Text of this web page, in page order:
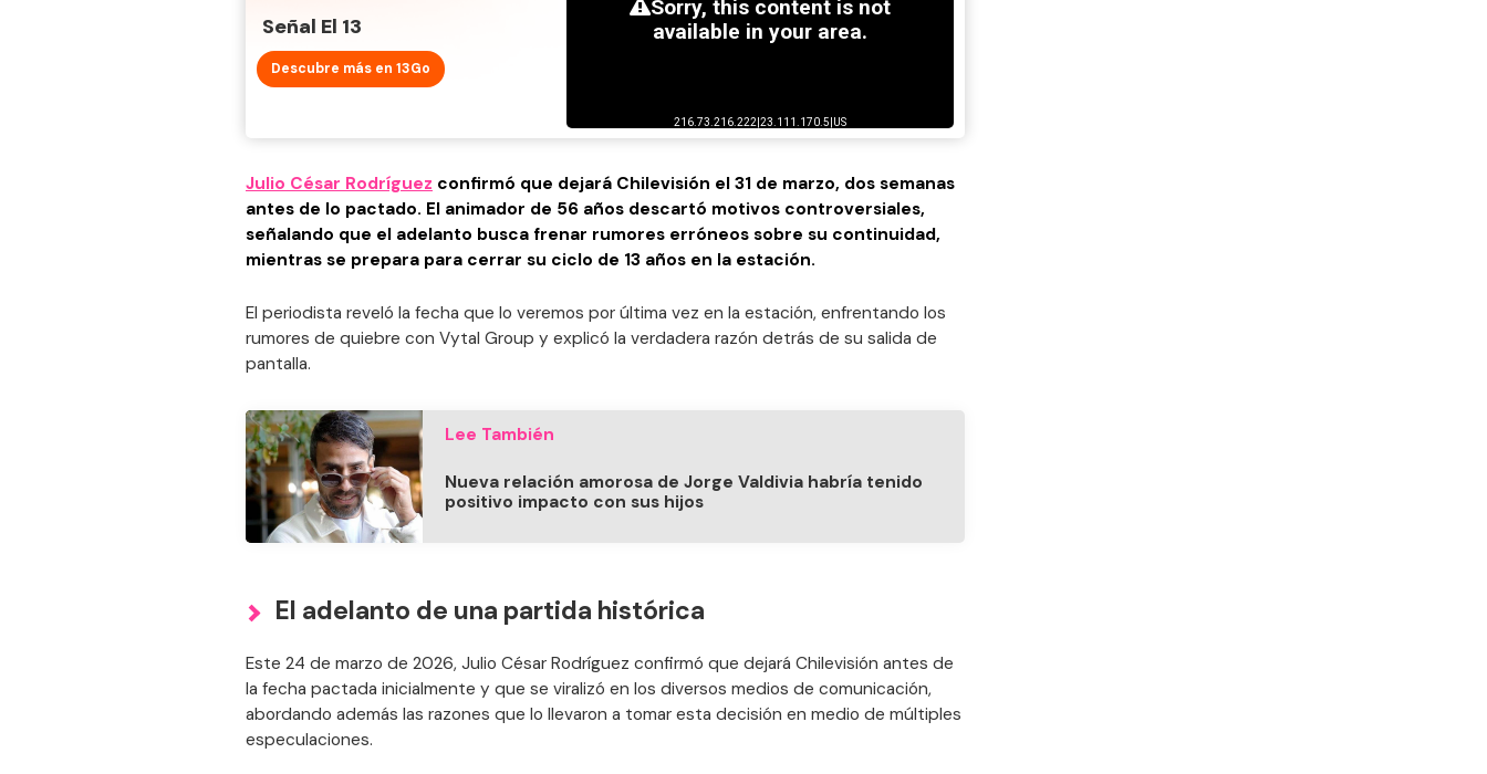
Señal El 13
Descubre más en 13Go
Julio César Rodríguez confirmó que dejará Chilevisión el 31 de marzo, dos semanas
antes de lo pactado. El animador de 56 años descartó motivos controversiales,
señalando que el adelanto busca frenar rumores erróneos sobre su continuidad,
mientras se prepara para cerrar su ciclo de 13 años en la estación.
El periodista reveló la fecha que lo veremos por última vez en la estación, enfrentando los
rumores de quiebre con Vytal Group y explicó la verdadera razón detrás de su salida de
pantalla.
Lee También
Nueva relación amorosa de Jorge Valdivia habría tenido
positivo impacto con sus hijos
El adelanto de una partida histórica
Este 24 de marzo de 2026, Julio César Rodríguez confirmó que dejará Chilevisión antes de
la fecha pactada inicialmente y que se viralizó en los diversos medios de comunicación,
abordando además las razones que lo llevaron a tomar esta decisión en medio de múltiples
especulaciones.